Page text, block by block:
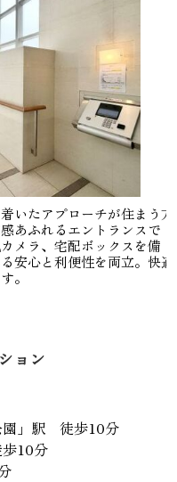
いたアプローチが住まう方
あふれるエントランスで
メラ、宅配ボックスを備
安心と利便性を両立。快適
。
ョン
園」駅 徒歩10分
10分